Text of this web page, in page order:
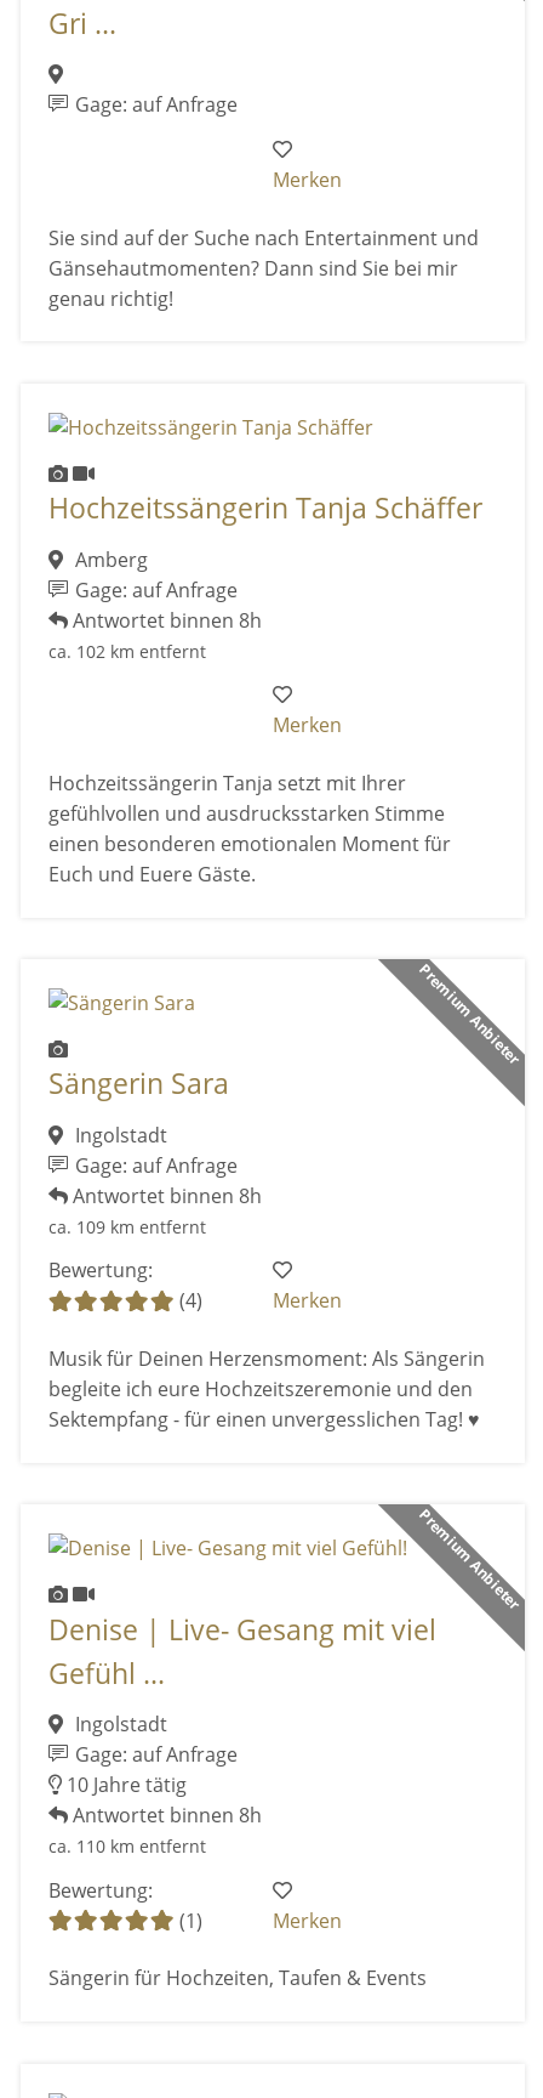
Gri ...
Gage: auf Anfrage
Merken
Sie sind auf der Suche nach Entertainment und
Gänsehautmomenten? Dann sind Sie bei mir
genau richtig!
Hochzeitssängerin Tanja Schäffer
Amberg
Gage: auf Anfrage
Antwortet binnen 8h
ca. 102 km entfernt
Merken
Hochzeitssängerin Tanja setzt mit Ihrer
gefühlvollen und ausdrucksstarken Stimme
einen besonderen emotionalen Moment für
Euch und Euere Gäste.
Premium Anbieter
Sängerin Sara
Ingolstadt
Gage: auf Anfrage
Antwortet binnen 8h
ca. 109 km entfernt
Bewertung:
(4)
Merken
Musik für Deinen Herzensmoment: Als Sängerin
begleite ich eure Hochzeitszeremonie und den
Sektempfang - für einen unvergesslichen Tag! ♥
Premium Anbieter
Denise | Live- Gesang mit viel
Gefühl ...
Ingolstadt
Gage: auf Anfrage
10 Jahre tätig
Antwortet binnen 8h
ca. 110 km entfernt
Bewertung:
(1)
Merken
Sängerin für Hochzeiten, Taufen & Events